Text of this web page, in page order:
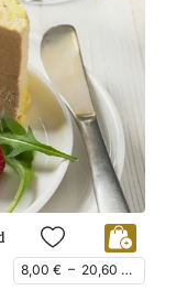
8,00 € – 20,60 €